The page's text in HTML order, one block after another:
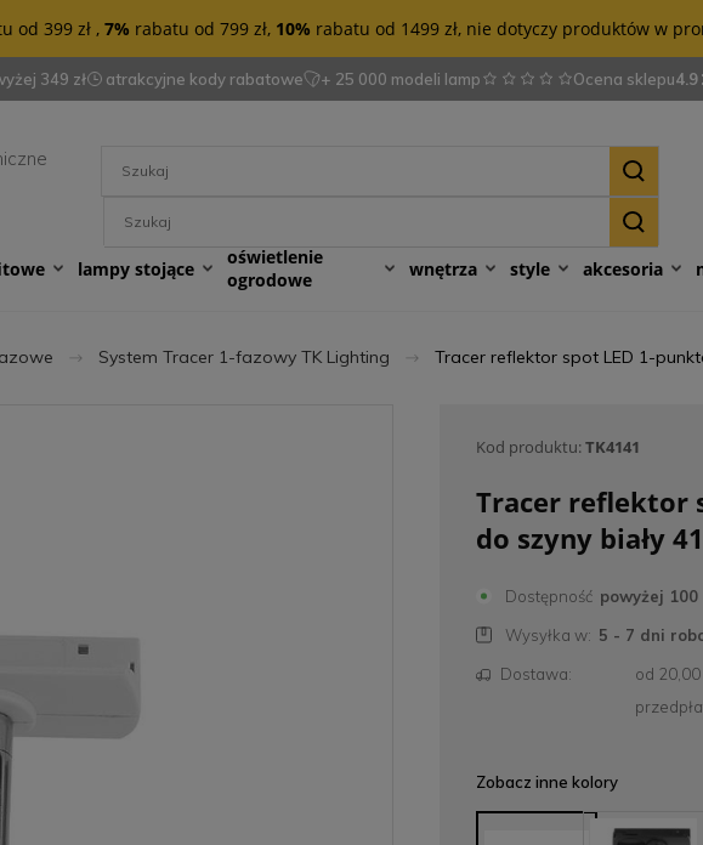
od 399 zł , 7% rabatu od 799 zł, 10% rabatu od 1499 zł, nie dotyczy produktów w
349 zł atrakcyjne kody rabatowe + 25 000 modeli lamp Ocena sklepu4.9
lampy stojące
oświetlenie
ogrodowe
wnętrza style akcesoria
System Tracer 1-fazowy TK Lighting Tracer reflektor spot LED 1-
Kod produktu:TK4141
Tracer reflektor
do szyny biały
Dostępność powyżej
Wysyłka w: 5 - 7 dni
Dostawa:
od 20,00
Zobacz inne kolory